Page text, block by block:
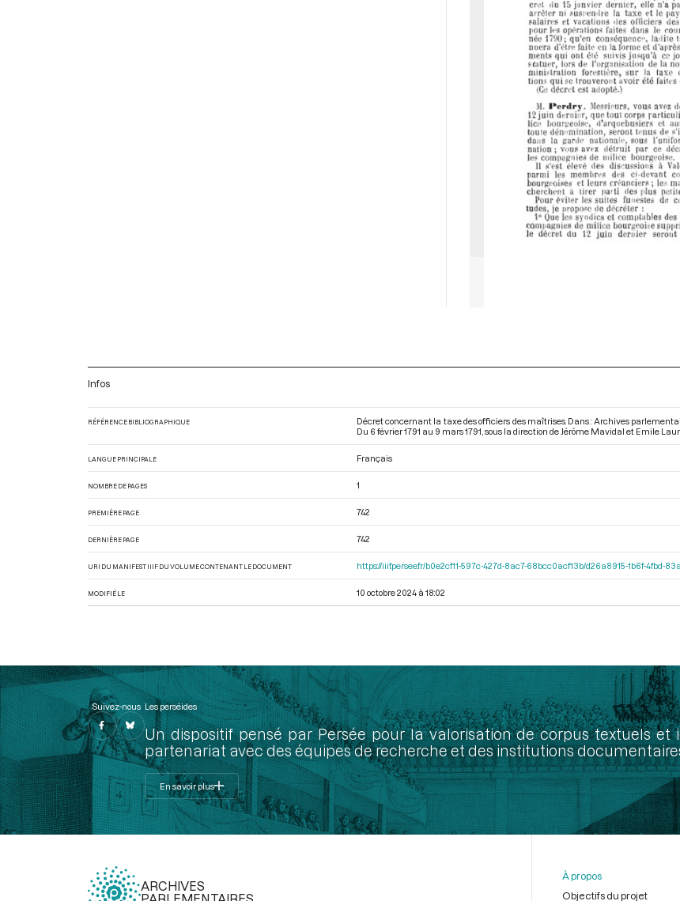
Infos
RÉFÉRENCE BIBLIOGRAPHIQUE
Décret concernant la taxe des officiers des maîtrises. Dans : Archives
Du 6 février 1791 au 9 mars 1791 , sous la direction de Jérôme Mavidal et Emile
LANGUE PRINCIPALE Français
NOMBRE DE PAGES 1
PREMIÈRE PAGE 742
DERNIÈRE PAGE 742
URI DU MANIFEST IIIF DU VOLUME CONTENANT LE DOCUMENT https://iiif.persee.fr/b0e2cf11-597c-427d-8ac7-68bcc0acf13b/d26a8915-1b6f-4fbd-
MODIFIÉ LE 10 octobre 2024 à 18:02
Suivez-nous Les perséides
Un dispositif pensé par Persée pour la valorisation de corpus textuels
partenariat avec des équipes de recherche et des institutions
En savoir plus
ARCHIVES
À propos
Objectifs du projet